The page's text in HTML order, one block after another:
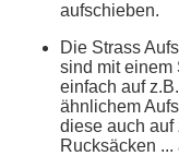
aufschieben.
Die Strass
sind mit einem
einfach auf
ähnlichem
diese auch auf
Rucksäcken